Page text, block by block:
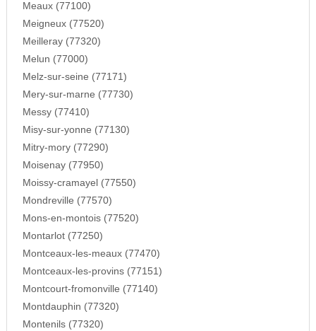
Meaux (77100)
Meigneux (77520)
Meilleray (77320)
Melun (77000)
Melz-sur-seine (77171)
Mery-sur-marne (77730)
Messy (77410)
Misy-sur-yonne (77130)
Mitry-mory (77290)
Moisenay (77950)
Moissy-cramayel (77550)
Mondreville (77570)
Mons-en-montois (77520)
Montarlot (77250)
Montceaux-les-meaux (77470)
Montceaux-les-provins (77151)
Montcourt-fromonville (77140)
Montdauphin (77320)
Montenils (77320)